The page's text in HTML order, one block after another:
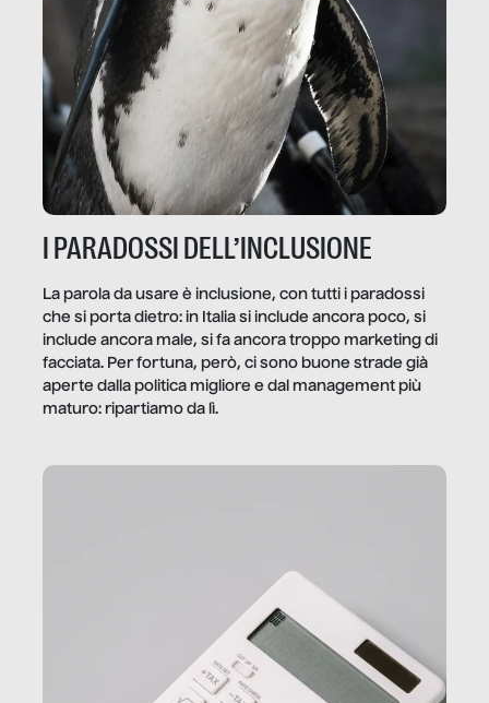
I PARADOSSI DELL’INCLUSIONE
La parola da usare è inclusione, con tutti i paradossi
che si porta dietro: in Italia si include ancora poco, si
include ancora male, si fa ancora troppo marketing di
facciata. Per fortuna, però, ci sono buone strade già
aperte dalla politica migliore e dal management più
maturo: ripartiamo da lì.